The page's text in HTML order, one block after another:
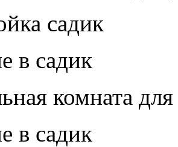
садик
в садик
комната для
в садик